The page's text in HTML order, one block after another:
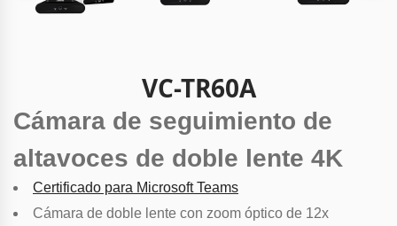
VC-TR60A
Cámara de seguimiento de
altavoces de doble lente 4K
Certificado para Microsoft Teams
Cámara de doble lente con zoom óptico de 12x